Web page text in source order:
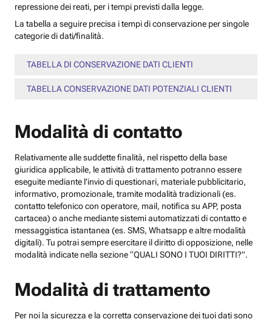
repressione dei reati, per i tempi previsti dalla legge.
La tabella a seguire precisa i tempi di conservazione per singole
categorie di dati/finalità.
TABELLA DI CONSERVAZIONE DATI CLIENTI
TABELLA CONSERVAZIONE DATI POTENZIALI CLIENTI
Modalità di contatto
Relativamente alle suddette finalità, nel rispetto della base
giuridica applicabile, le attività di trattamento potranno essere
eseguite mediante l’invio di questionari, materiale pubblicitario,
informativo, promozionale, tramite modalità tradizionali (es.
contatto telefonico con operatore, mail, notifica su APP, posta
cartacea) o anche mediante sistemi automatizzati di contatto e
messaggistica istantanea (es. SMS, Whatsapp e altre modalità
digitali). Tu potrai sempre esercitare il diritto di opposizione, nelle
modalità indicate nella sezione “QUALI SONO I TUOI DIRITTI?”.
Modalità di trattamento
Per noi la sicurezza e la corretta conservazione dei tuoi dati sono